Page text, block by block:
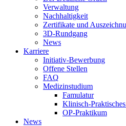
Verwaltung
Nachhaltigkeit
Zertifikate und
3D-Rundgang
News
Karriere
Initiativ-Bewerbung
Offene Stellen
FAQ
Medizinstudium
Famulatur
Klinisch-
OP-Praktikum
News